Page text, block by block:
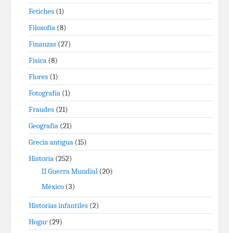
Fetiches (1)
Filosofía (8)
Finanzas (27)
Física (8)
Flores (1)
Fotografía (1)
Fraudes (21)
Geografía (21)
Grecia antigua (15)
Historia (252)
II Guerra Mundial (20)
México (3)
Historias infantiles (2)
Hogar (29)